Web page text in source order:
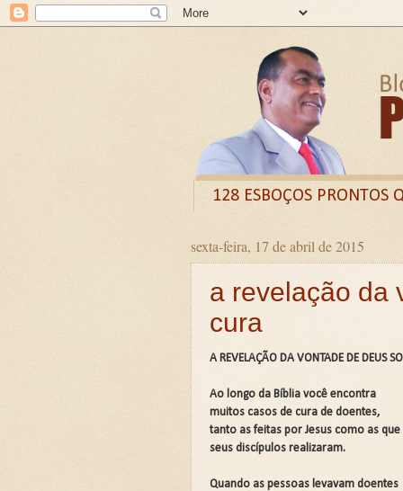
128 ESBOÇOS PRONTOS
Odysee
Livro
CURSO DE FORMAÇÃO
LIVRETO: TÍTULO - O
Guia prático: Como
O QUE A BÍBLIA DIZ
💍CASAMENTO SEM
💍CASAMENTO SEM
JARDIM SEM CERCA:
sexta-feira, 17 de abril de 2015
a revelação da
cura
A REVELAÇÃO DA VONTADE DE DEUS
Ao longo da Bíblia você encontra
muitos casos de cura de doentes,
tanto as feitas por Jesus como as que
seus discípulos realizaram.
Quando as pessoas levavam doentes